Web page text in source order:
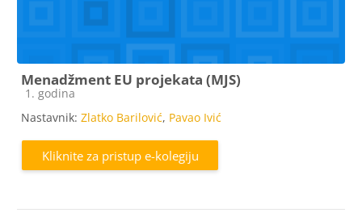
Menadžment EU projekata (MJS)
Kategorija e-kolegija
1. godina
Nastavnik: Zlatko Barilović, Pavao Ivić
Kliknite za pristup e-kolegiju